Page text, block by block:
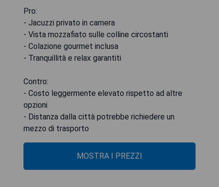
Pro:
- Jacuzzi privato in camera
- Vista mozzafiato sulle colline circostanti
- Colazione gourmet inclusa
- Tranquillità e relax garantiti
Contro:
- Costo leggermente elevato rispetto ad altre
opzioni
- Distanza dalla città potrebbe richiedere un
mezzo di trasporto
MOSTRA I PREZZI